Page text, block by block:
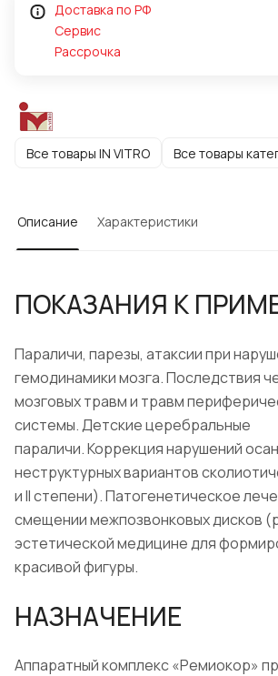
Доставка по РФ
Сервис
Рассрочка
Все товары IN VITRO Все товары
Описание Характеристики
ПОКАЗАНИЯ К
Параличи, парезы, атаксии при
гемодинамики мозга. Последствия
мозговых травм и травм
системы. Детские церебральные
параличи. Коррекция нарушений
неструктурных вариантов
и II степени). Патогенетическое
смещении межпозвонковых дисков
эстетической медицине для
красивой фигуры.
НАЗНАЧЕНИЕ
Аппаратный комплекс «Ремиокор»